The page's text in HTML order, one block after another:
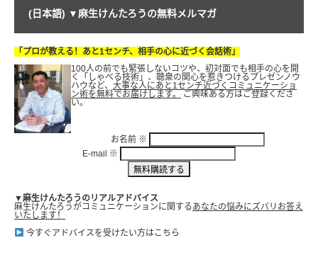
(日本語) ▼麻生けんたろうの無料メルマガ
「プロが教える！あと1センチ、相手の心に近づく会話術」
100人の前でも緊張しないコツや、初対面でも相手の心を開
く「しゃべる技術」、聴衆の関心を惹きつけるプレゼンノウ
ハウなど、 大事な人にあと1センチ近づくコミュニケーショ
ン術を無料でお届けします。
ご興味ある方はご登録くださ
い。
お名前 ※
E-mail ※
▼麻生けんたろうのリアルアドバイス
麻生けんたろうがコミュニケーションに関するあなたの悩みにズバリお答え
いたします！
今すぐアドバイスを受けたい方はこちら